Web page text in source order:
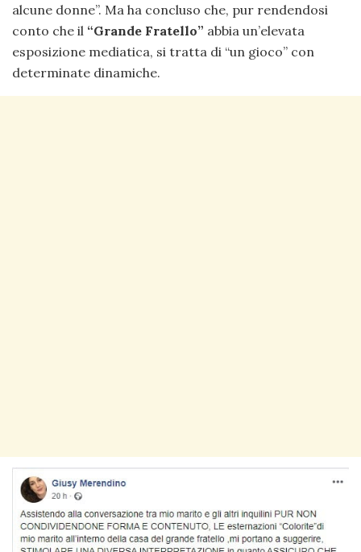
alcune donne”. Ma ha concluso che, pur rendendosi
conto che il “Grande Fratello” abbia un’elevata
esposizione mediatica, si tratta di “un gioco” con
determinate dinamiche.